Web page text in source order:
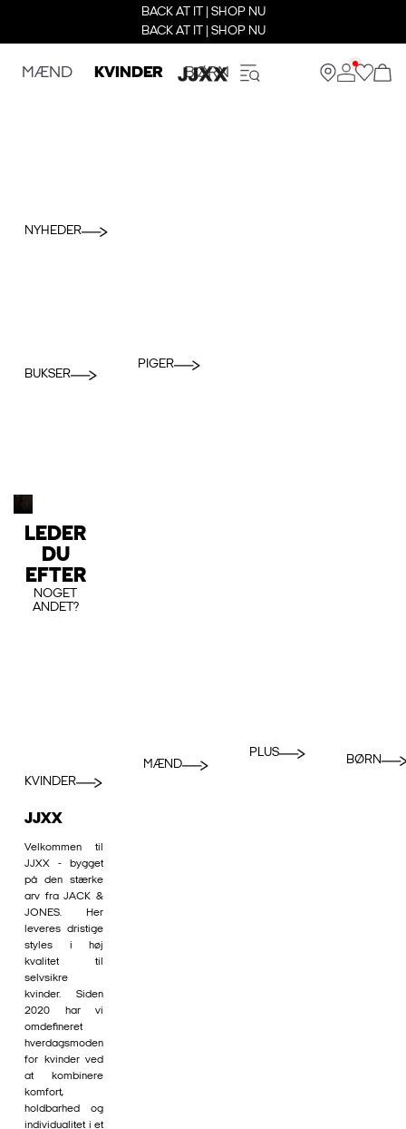
BACK AT IT | SHOP NU
BACK AT IT | SHOP NU
MÆND KVINDER BØRN
NYHEDER
BUKSER
PIGER
LEDER
DU
EFTER
NOGET
ANDET?
KVINDER
MÆND
PLUS
BØRN
JJXX
Velkommen til
JJXX - bygget
på den stærke
arv fra JACK &
JONES. Her
leveres dristige
styles i høj
kvalitet til
selvsikre
kvinder. Siden
2020 har vi
omdefineret
hverdagsmoden
for kvinder ved
at kombinere
komfort,
holdbarhed og
individualitet i et